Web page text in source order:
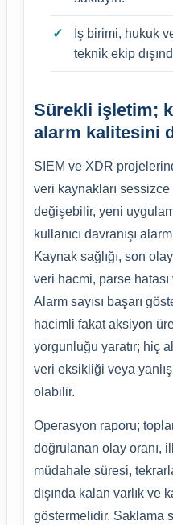
İş birimi, hukuk
teknik ekip
Sürekli işletim;
alarm kalitesini
SIEM ve XDR
veri kaynakları
değişebilir, yeni
kullanıcı davranışı
Kaynak sağlığı, son
veri hacmi, parse
Alarm sayısı başarı
hacimli fakat aksiyon
yorgunluğu yaratır; hiç
veri eksikliği veya
olabilir.
Operasyon raporu;
doğrulanan olay oranı,
müdahale süresi,
dışında kalan varlık ve
göstermelidir. Saklama